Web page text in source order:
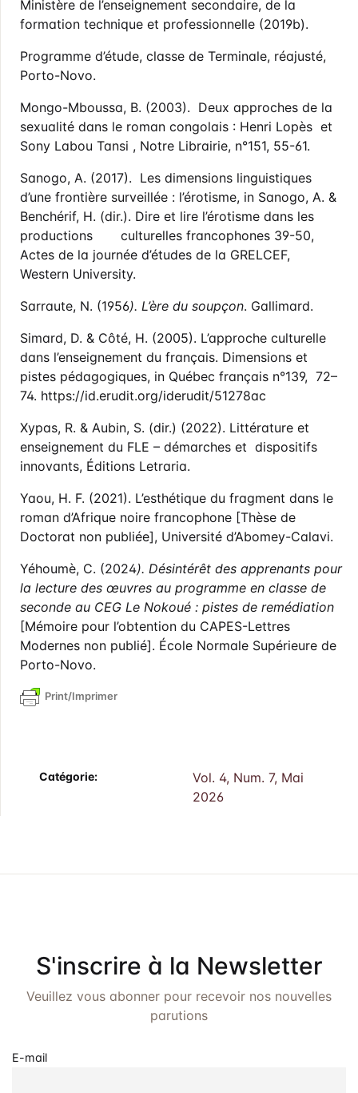
Ministère de l’enseignement secondaire, de la
formation technique et professionnelle (2019b).
Programme d’étude, classe de Terminale, réajusté,
Porto-Novo.
Mongo-Mboussa, B. (2003). Deux approches de la
sexualité dans le roman congolais : Henri Lopès et
Sony Labou Tansi , Notre Librairie, n°151, 55-61.
Sanogo, A. (2017). Les dimensions linguistiques
d’une frontière surveillée : l’érotisme, in Sanogo, A. &
Benchérif, H. (dir.). Dire et lire l’érotisme dans les
productions culturelles francophones 39-50,
Actes de la journée d’études de la GRELCEF,
Western University.
Sarraute, N. (1956). L’ère du soupçon. Gallimard.
Simard, D. & Côté, H. (2005). L’approche culturelle
dans l’enseignement du français. Dimensions et
pistes pédagogiques, in Québec français n°139, 72–
74. https://id.erudit.org/iderudit/51278ac
Xypas, R. & Aubin, S. (dir.) (2022). Littérature et
enseignement du FLE – démarches et dispositifs
innovants, Éditions Letraria.
Yaou, H. F. (2021). L’esthétique du fragment dans le
roman d’Afrique noire francophone [Thèse de
Doctorat non publiée], Université d’Abomey-Calavi.
Yéhoumè, C. (2024). Désintérêt des apprenants pour
la lecture des œuvres au programme en classe de
seconde au CEG Le Nokoué : pistes de remédiation
[Mémoire pour l’obtention du CAPES-Lettres
Modernes non publié]. École Normale Supérieure de
Porto-Novo.
Print/Imprimer
Catégorie:
Vol. 4, Num. 7, Mai
2026
S'inscrire à la Newsletter
Veuillez vous abonner pour recevoir nos nouvelles
parutions
E-mail